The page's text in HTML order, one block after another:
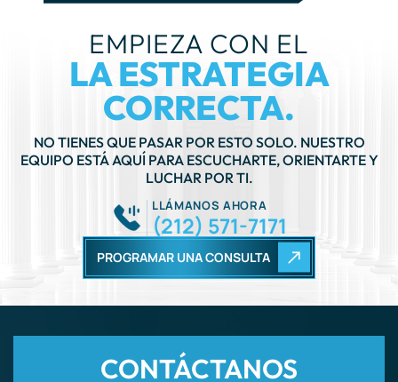
LA ESTRATEGIA
CORRECTA.
NO TIENES QUE PASAR POR ESTO SOLO. NUESTRO
EQUIPO ESTÁ AQUÍ PARA ESCUCHARTE, ORIENTARTE Y
LUCHAR POR TI.
PROGRAMAR UNA CONSULTA
LLÁMANOS AHORA
(212) 571-7171
CONTÁCTANOS
Los campos marcados con un ”*” son obligatorios